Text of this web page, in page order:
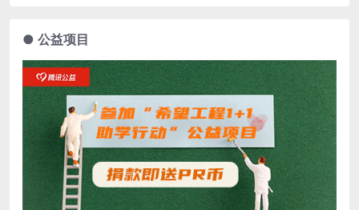
● 公益项目